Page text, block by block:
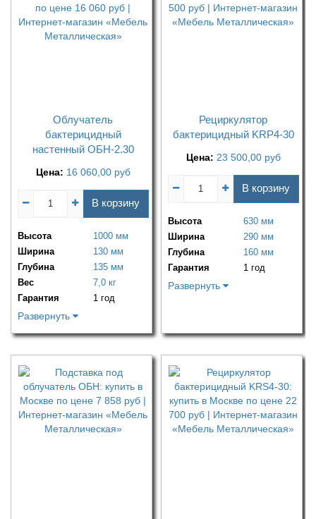
Облучатель
бактерицидный
настенный ОБН-2.30
Цена: 16 060,00 руб
В корзину
Высота
1000 мм
Ширина
130 мм
Глубина
135 мм
Вес
7,0 кг
Гарантия
1 год
Развернуть
Рециркулятор
бактерицидный KRP4-30
Цена: 23 500,00 руб
В корзину
Высота
630 мм
Ширина
290 мм
Глубина
160 мм
Гарантия
1 год
Развернуть